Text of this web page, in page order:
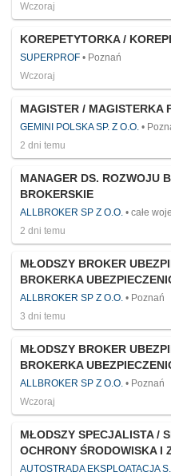
Wczoraj
KOREPETYTORKA /
SUPERPROF
Poznań
Wczoraj
MAGISTER / MAGISTERKA
GEMINI POLSKA SP. Z O.O.
2 dni temu
MANAGER DS. ROZWOJU
BROKERSKIE
ALLBROKER SP Z O.O.
całe
2 dni temu
MŁODSZY BROKER
BROKERKA
ALLBROKER SP Z O.O.
Poznań
3 dni temu
MŁODSZY BROKER
BROKERKA
ALLBROKER SP Z O.O.
Poznań
Wczoraj
MŁODSZY SPECJALISTA /
OCHRONY ŚRODOWISKA I
AUTOSTRADA EKSPLOATACJA